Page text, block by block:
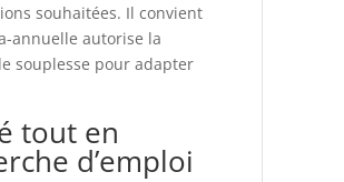
souhaitées. Il convient
annuelle autorise la
souplesse pour adapter
tout en
d’emploi